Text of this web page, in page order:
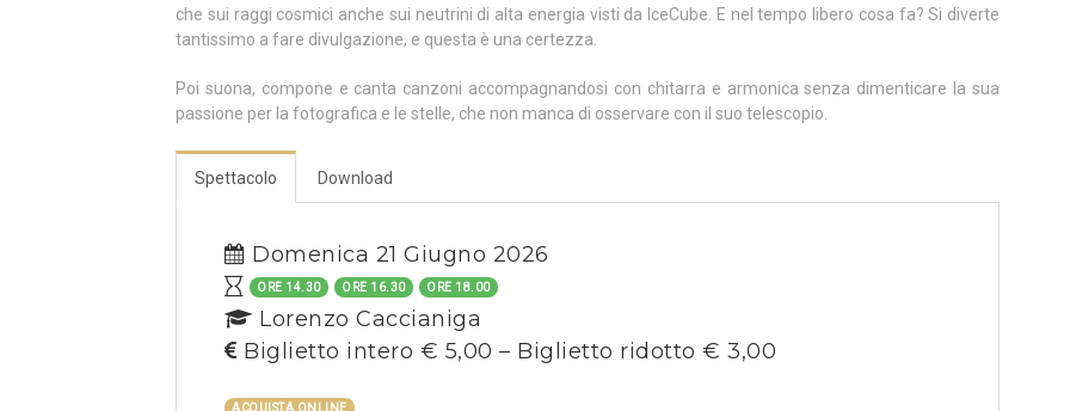
che sui raggi cosmici anche sui neutrini di alta energia visti da IceCube. E nel tempo libero cosa fa? Si diverte
tantissimo a fare divulgazione, e questa è una certezza.
Poi suona, compone e canta canzoni accompagnandosi con chitarra e armonica senza dimenticare la sua
passione per la fotografica e le stelle, che non manca di osservare con il suo telescopio.
Spettacolo Download
Domenica 21 Giugno 2026
ORE 14.30 ORE 16.30 ORE 18.00
Lorenzo Caccianiga
Biglietto intero € 5,00 – Biglietto ridotto € 3,00
ACQUISTA ONLINE